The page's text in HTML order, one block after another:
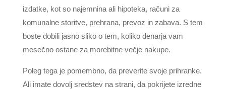
izdatke, kot so najemnina ali hipoteka, računi za
komunalne storitve, prehrana, prevoz in zabava. S tem
boste dobili jasno sliko o tem, koliko denarja vam
mesečno ostane za morebitne večje nakupe.
Poleg tega je pomembno, da preverite svoje prihranke.
Ali imate dovolj sredstev na strani, da pokrijete izredne